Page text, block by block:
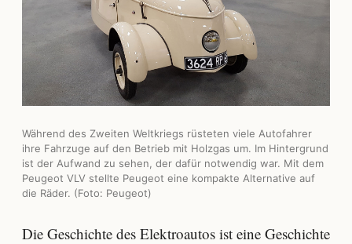
Während des Zweiten Weltkriegs rüsteten viele Autofahrer
ihre Fahrzuge auf den Betrieb mit Holzgas um. Im Hintergrund
ist der Aufwand zu sehen, der dafür notwendig war. Mit dem
Peugeot VLV stellte Peugeot eine kompakte Alternative auf
die Räder. (Foto: Peugeot)
Die Geschichte des Elektroautos ist eine Geschichte